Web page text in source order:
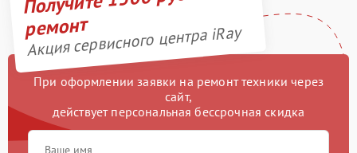
ремонт
Акция сервисного центра iRay
При оформлении заявки на ремонт техники через
сайт,
действует персональная бессрочная скидка